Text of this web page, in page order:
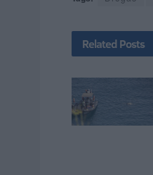
Related Posts